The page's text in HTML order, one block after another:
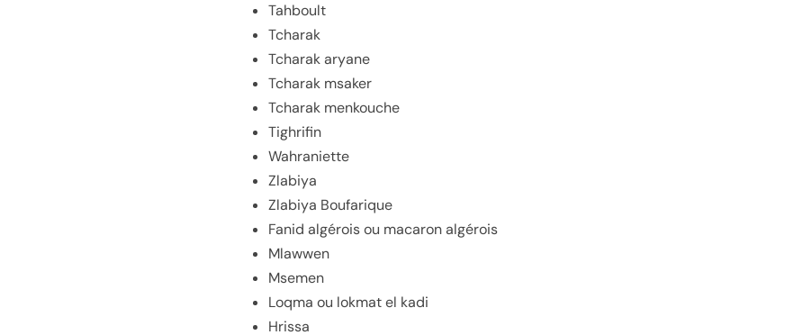
Tahboult
Tcharak
Tcharak aryane
Tcharak msaker
Tcharak menkouche
Tighrifin
Wahraniette
Zlabiya
Zlabiya Boufarique
Fanid algérois ou macaron algérois
Mlawwen
Msemen
Loqma ou lokmat el kadi
Hrissa